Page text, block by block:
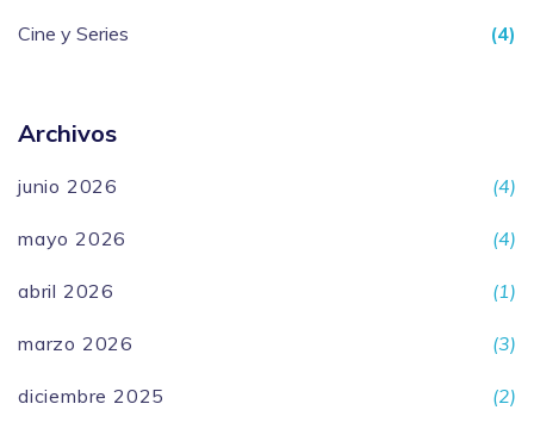
Cine y Series (4)
Archivos
junio 2026 (4)
mayo 2026 (4)
abril 2026 (1)
marzo 2026 (3)
diciembre 2025 (2)